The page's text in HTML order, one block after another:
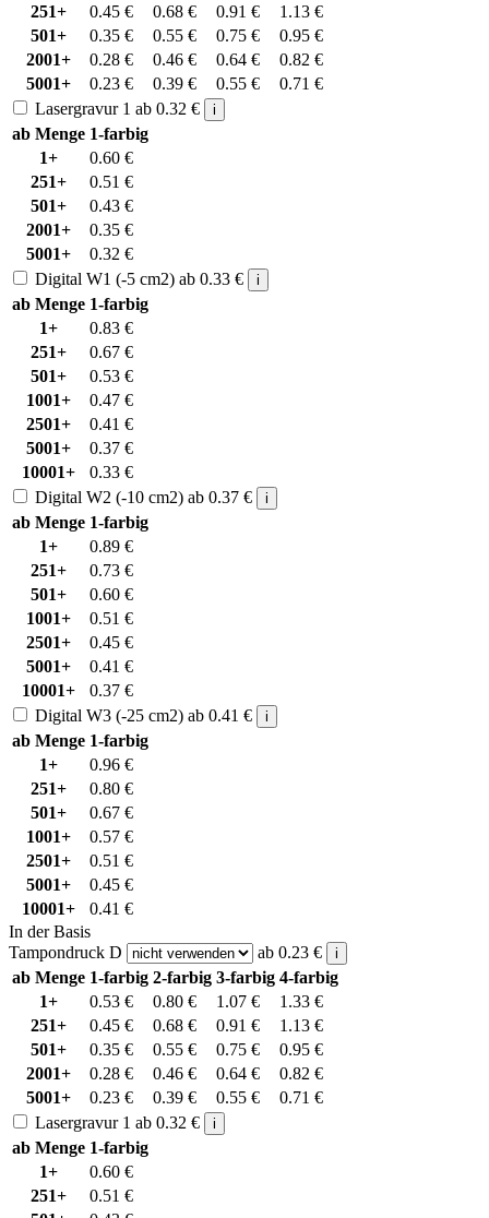
251+
0.45 € 0.68 € 0.91 € 1.13 €
501+
0.35 € 0.55 € 0.75 € 0.95 €
2001+
0.28 € 0.46 € 0.64 € 0.82 €
5001+
0.23 € 0.39 € 0.55 € 0.71 €
Lasergravur 1 ab 0.32 € i
ab Menge 1-farbig
1+
0.60 €
251+
0.51 €
501+
0.43 €
2001+
0.35 €
5001+
0.32 €
Digital W1 (-5 cm2) ab 0.33 € i
ab Menge 1-farbig
1+
0.83 €
251+
0.67 €
501+
0.53 €
1001+
0.47 €
2501+
0.41 €
5001+
0.37 €
10001+
0.33 €
Digital W2 (-10 cm2) ab 0.37 € i
ab Menge 1-farbig
1+
0.89 €
251+
0.73 €
501+
0.60 €
1001+
0.51 €
2501+
0.45 €
5001+
0.41 €
10001+
0.37 €
Digital W3 (-25 cm2) ab 0.41 € i
ab Menge 1-farbig
1+
0.96 €
251+
0.80 €
501+
0.67 €
1001+
0.57 €
2501+
0.51 €
5001+
0.45 €
10001+
0.41 €
In der Basis
Tampondruck D
ab 0.23 € i
ab Menge 1-farbig 2-farbig 3-farbig 4-farbig
1+
0.53 € 0.80 € 1.07 € 1.33 €
251+
0.45 € 0.68 € 0.91 € 1.13 €
501+
0.35 € 0.55 € 0.75 € 0.95 €
2001+
0.28 € 0.46 € 0.64 € 0.82 €
5001+
0.23 € 0.39 € 0.55 € 0.71 €
Lasergravur 1 ab 0.32 € i
ab Menge 1-farbig
1+
0.60 €
251+
0.51 €